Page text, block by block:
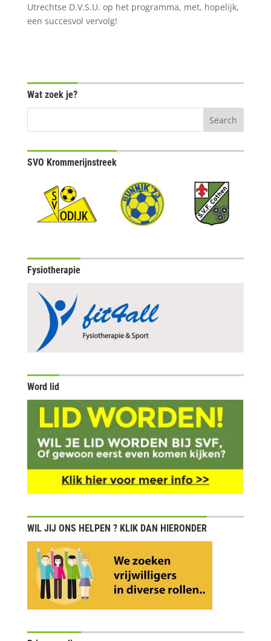
Utrechtse D.V.S.U. op het programma, met, hopelijk,
een succesvol vervolg!
Wat zoek je?
SVO Krommerijnstreek
Fysiotherapie
Word lid
WIL JIJ ONS HELPEN ? KLIK DAN HIERONDER